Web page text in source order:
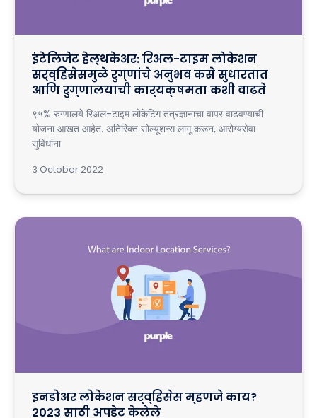
इंटेलिजेंट हेल्थकेअर: रिअल-टाइम लोकेशन
सर्व्हिसेसमुळे रुग्णांचे अनुभव कसे सुधारतात
आणि रुग्णालयाची कार्यक्षमता कशी वाढते
९५% रुग्णालये रिअल-टाइम लोकेटिंग तंत्रज्ञानाचा वापर वाढवण्याची
योजना आखत आहेत. अतिरिक्त सोल्यूशन्स लागू करून, आरोग्यसेवा
सुविधांना
3 October 2022
इनडोअर लोकेशन सर्व्हिसेस म्हणजे काय?
2023 साठी अपडेट केलेले